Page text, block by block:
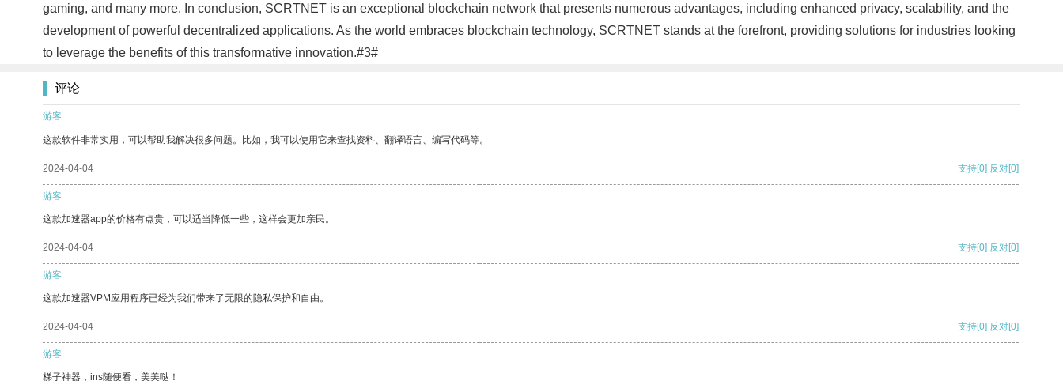
gaming, and many more. In conclusion, SCRTNET is an exceptional blockchain network that presents numerous advantages, including enhanced privacy, scalability, and the
development of powerful decentralized applications. As the world embraces blockchain technology, SCRTNET stands at the forefront, providing solutions for industries looking
to leverage the benefits of this transformative innovation.#3#
评论
游客
这款软件非常实用，可以帮助我解决很多问题。比如，我可以使用它来查找资料、翻译语言、编写代码等。
2024-04-04 支持[0] 反对[0]
游客
这款加速器app的价格有点贵，可以适当降低一些，这样会更加亲民。
2024-04-04 支持[0] 反对[0]
游客
这款加速器VPM应用程序已经为我们带来了无限的隐私保护和自由。
2024-04-04 支持[0] 反对[0]
游客
梯子神器，ins随便看，美美哒！